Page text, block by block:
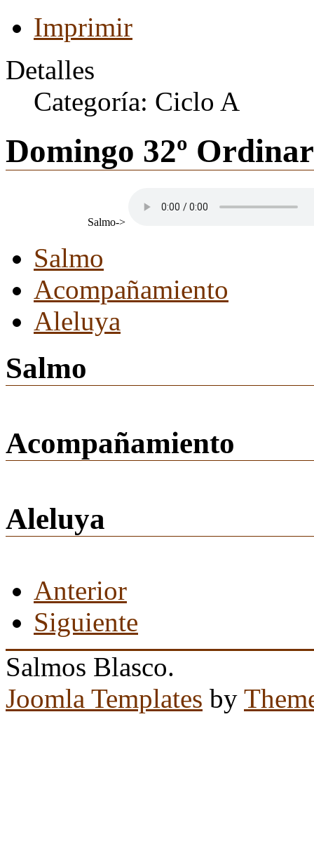
Imprimir
Detalles
Categoría: Ciclo A
Domingo 32º
Salmo->
Salmo
Acompañamiento
Aleluya
Salmo
Acompañamiento
Aleluya
Anterior
Siguiente
Salmos Blasco.
Joomla Templates by